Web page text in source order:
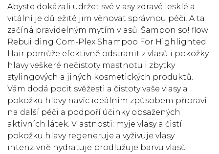
Abyste dokázali udržet své vlasy zdravé lesklé a
vitální je důležité jim věnovat správnou péči. A ta
začíná pravidelným mytím vlasů. Šampon so! flow
Rebuilding Com-Plex Shampoo For Highlighted
Hair pomůže efektivně odstranit z vlasů i pokožky
hlavy veškeré nečistoty mastnotu i zbytky
stylingových a jiných kosmetických produktů.
Vám dodá pocit svěžesti a čistoty vaše vlasy a
pokožku hlavy navíc ideálním způsobem připraví
na další péči a podpoří účinky obsažených
aktivních látek. Vlastnosti: myje vlasy a čistí
pokožku hlavy regeneruje a vyživuje vlasy
intenzivně hydratuje prodlužuje barvu vlasů